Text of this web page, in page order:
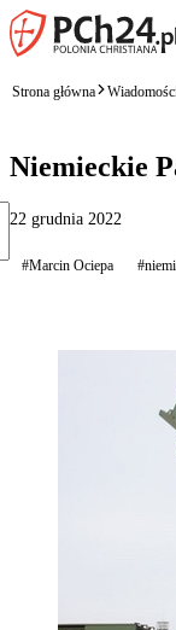
Strona główna
Niemieckie
22 grudnia 2022
#Marcin Ociepa